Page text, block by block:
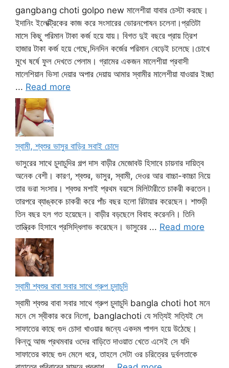
gangbang choti golpo new মালেশীয়া যাবার চেস্টা করছে।
ইদানিং ইলেক্ট্রিকের কাজ করে সংসারের ভোরনপোষন চলেনা।প্রতিটা
মাসে কিছু পরিমান টাকা কর্জ হয়ে যায়। বিগত দুই বছরে প্রায় ত্রিশ
হাজার টাকা কর্জ হয়ে গেছে,দিনদিন কর্জের পরিমান বেড়েই চলেছে।চোখে
মুখে ষর্ষে ফুল দেখতে পেলাম। গ্রামের একজন মালেশীয়া প্রবাসী
মালেশিয়ান ভিসা দেয়ার অপার দেয়ায় আমার স্বামীর মালেশীয়া যাওয়ার ইচ্ছা
... Read more
স্বামী, শ্বশুর ভাসুর বাড়ির সবাই চোদে
ভাসুরের সাথে চুদাচুদির গল্প দাস বাড়ীর মেজোবউ হিসাবে চায়নার দায়িত্ব
অনেক বেশী। কারণ, শ্বশুর, ভাসুর, স্বামী, দেওর আর বাচ্চা-কাচ্চা নিয়ে
তার ভরা সংসার। শ্বশুর মশাই প্রথম বয়সে মিলিটারীতে চাকরী করতেন।
তারপরে ব্যাঙ্ককে চাকরী করে পাঁচ বছর হলো রিটায়ার করেছেন। শাশুড়ী
তিন বছর হল গত হয়েছেন। বাড়ীর বড়ছেলে বিবাহ করেননি। তিনি
তান্ত্রিক হিসাবে প্রসিদ্ধিলাভ করেছেন। ভাসুরের ... Read more
স্বামী শ্বশুর বাবা সবার সাথে গ্রুপ চুদাচুদি
স্বামী শ্বশুর বাবা সবার সাথে গ্রুপ চুদাচুদি bangla choti hot মনে
মনে সে স্বীকার করে নিলো, banglachoti যে সত্যিই সত্যিই সে
সাফাতের কাছে গুদ চোদা খাওয়ার জন্যে একদম পাগল হয়ে উঠেছে।
কিন্তু আজ প্রথমবার ওদের বাড়িতে দাওয়াত খেতে এসেই সে যদি
সাফাতের কাছে গুদ মেলে ধরে, তাহলে সেটা ওর চরিত্রের দুর্বলতাকে